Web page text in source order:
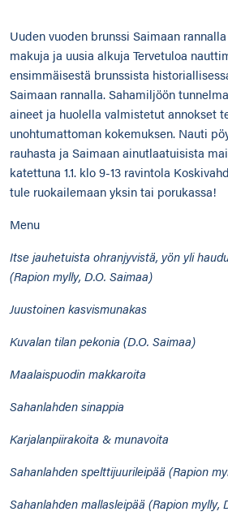
Uuden vuoden brunssi Saimaan
makuja ja uusia alkuja Tervetuloa
ensimmäisestä brunssista
Saimaan rannalla. Sahamiljöön
aineet ja huolella valmistetut annokset
unohtumattoman kokemuksen. Nauti
rauhasta ja Saimaan ainutlaatuisista
katettuna 1.1. klo 9-13 ravintola
tule ruokailemaan yksin tai porukassa!
Menu
Itse jauhetuista ohranjyvistä, yön yli
(Rapion mylly, D.O. Saimaa)
Juustoinen kasvismunakas
Kuvalan tilan pekonia (D.O. Saimaa)
Maalaispuodin makkaroita
Sahanlahden sinappia
Karjalanpiirakoita & munavoita
Sahanlahden spelttijuurileipää (Rapion
Sahanlahden mallasleipää (Rapion mylly,